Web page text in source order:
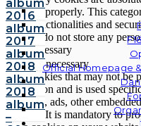
Official Homepage
album
2016
album
2017
album
2018
album
2018
album
–
function properly. This
basic functionalities and
cookies do not store any
Non-necessary
Non-necessary
Any cookies that may not be
to function and is used
analytics, ads, other
cookies. It is mandatory to